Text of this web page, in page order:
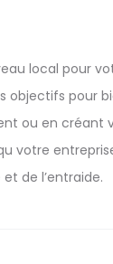
local pour
objectifs pour
ou en créant
votre
de l’entraide.